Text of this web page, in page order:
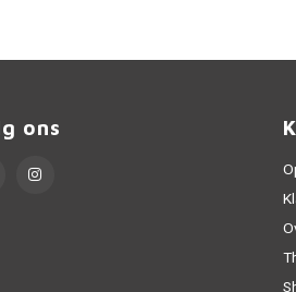
ons